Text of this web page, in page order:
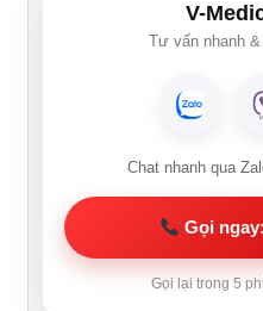
V-
Tư vấn nhanh
Chat nhanh qua
Gọi
Gọi lại trong 5